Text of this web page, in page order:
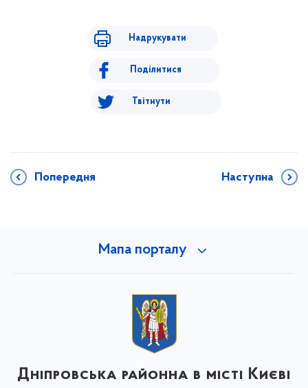
Надрукувати
Поділитися
Твітнути
Попередня Наступна
Мапа порталу
Дніпровська районна в місті Києві